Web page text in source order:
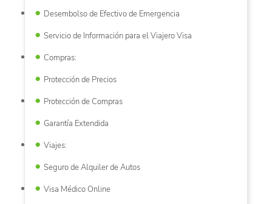
Desembolso de Efectivo de Emergencia
Servicio de Información para el Viajero Visa
Compras:
Protección de Precios
Protección de Compras
Garantía Extendida
Viajes:
Seguro de Alquiler de Autos
Visa Médico Online